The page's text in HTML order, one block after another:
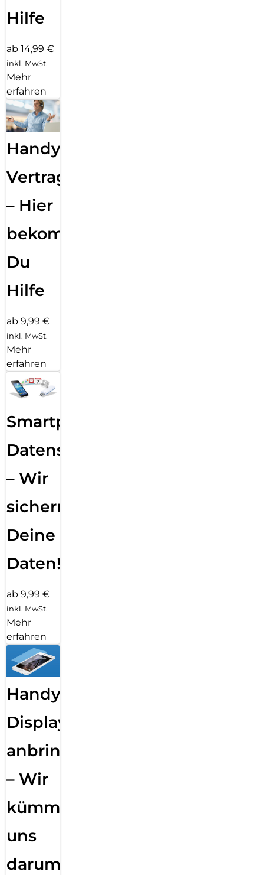
Hilfe
ab 14,99 €
inkl. MwSt.
Mehr
erfahren
Handy
Vertragsabwicklung
– Hier
bekommst
Du
Hilfe
ab 9,99 €
inkl. MwSt.
Mehr
erfahren
Smartphone
Datensicherung
– Wir
sichern
Deine
Daten!
ab 9,99 €
inkl. MwSt.
Mehr
erfahren
Handy
Displayfolie
anbringen
– Wir
kümmern
uns
darum!